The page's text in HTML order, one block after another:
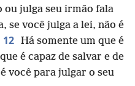
julga seu irmão fala
se você julga a lei, não é
12 Há somente um que é
é capaz de salvar e de
você para julgar o seu